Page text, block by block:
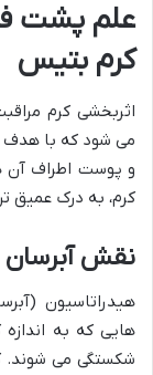
علم پشت
کرم بتیس
اثربخشی کرم
می شود که با هدف
و پوست اطراف آن
کرم، به درک عمیق
نقش آبرسان
هیدراتاسیون
هایی که به
شکستگی می شوند.